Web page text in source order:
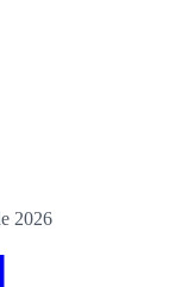
2026